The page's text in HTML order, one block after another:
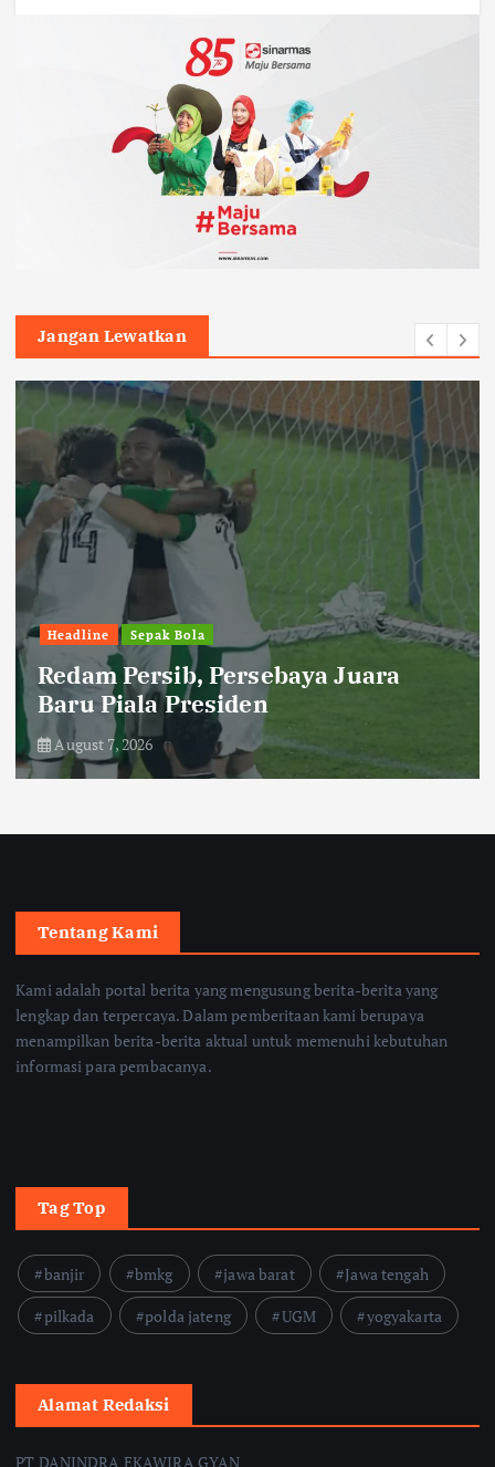
Jangan Lewatkan
Headline Sepak Bola
Redam Persib, Persebaya Juara
Baru Piala Presiden
August 7, 2026
Tentang Kami
Kami adalah portal berita yang mengusung berita-berita yang
lengkap dan terpercaya. Dalam pemberitaan kami berupaya
menampilkan berita-berita aktual untuk memenuhi kebutuhan
informasi para pembacanya.
Tag Top
banjir bmkg jawa barat
Jawa tengah
pilkada
polda jateng UGM yogyakarta
Alamat Redaksi
PT DANINDRA EKAWIRA GYAN